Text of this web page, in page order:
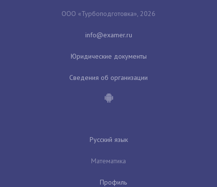
ООО «Турбоподготовка», 2026
Юридические документы
Сведения об организации
Русский язык
Математика
Профиль